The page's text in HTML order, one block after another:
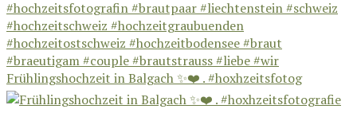
Frühlingshochzeit in Balgach ✨❤️ . #hoxhzeitsfotog